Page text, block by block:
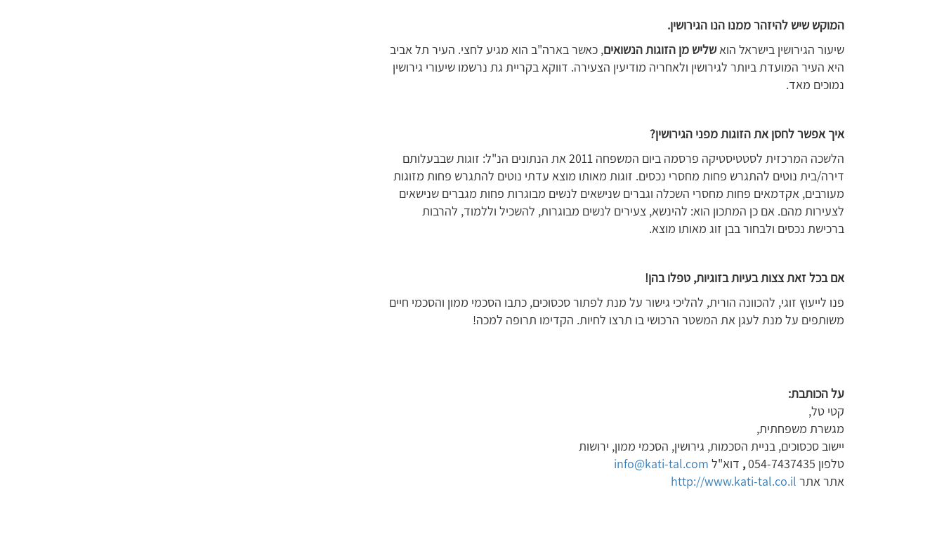
המוקש שיש להיזהר ממנו הנו הגירושין.
שיעור הגירושין בישראל הואשליש מן הזוגות הנשואים, כאשר בארה"ב הוא מגיע לחצי. העיר תל אביב
היא העיר המועדת ביותר לגירושין ולאחריה מודיעין הצעירה. דווקא בקריית גת נרשמו שיעורי גירושין
נמוכים מאד.
איך אפשר לחסן את הזוגות מפני הגירושין?
הלשכה המרכזית לסטטיסטיקה פרסמה ביום המשפחה 2011 את הנתונים הנ"ל: זוגות שבבעלותם
דירה/בית נוטים להתגרש פחות מחסרי נכסים. זוגות מאותו מוצא עדתי נוטים להתגרש פחות מזוגות
מעורבים, אקדמאים פחות מחסרי השכלה וגברים שנישאים לנשים מבוגרות פחות מגברים שנישאים
לצעירות מהם. אם כן המתכון הוא: להינשא, צעירים לנשים מבוגרות, להשכיל וללמוד, להרבות
ברכישת נכסים ולבחור בבן זוג מאותו מוצא.
אם בכל זאת צצות בעיות בזוגיות, טפלו בהן!
פנו לייעוץ זוגי, להכוונה הורית, להליכי גישור על מנת לפתור סכסוכים, כתבו הסכמי ממון והסכמי חיים
משותפים על מנת לעגן את המשטר הרכושי בו תרצו לחיות. הקדימו תרופה למכה!
על הכותבת:
קטי טל,
מגשרת משפחתית,
יישוב סכסוכים, בניית הסכמות, גירושין, הסכמי ממון, ירושות
טלפון 054-7437435
, דוא"ל info@kati-tal.com
אתר אתר http://www.kati-tal.co.il